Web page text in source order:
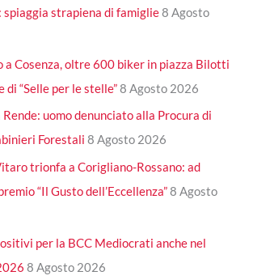
spiaggia strapiena di famiglie8 Agosto
a Cosenza, oltre 600 biker in piazza Bilotti
di “Selle per le stelle”8 Agosto 2026
uomo denunciato alla Procura di
Forestali 8 Agosto 2026
trionfa a Corigliano-Rossano: ad
“Il Gusto dell’Eccellenza”8 Agosto
per la BCC Mediocrati anche nel
8 Agosto 2026